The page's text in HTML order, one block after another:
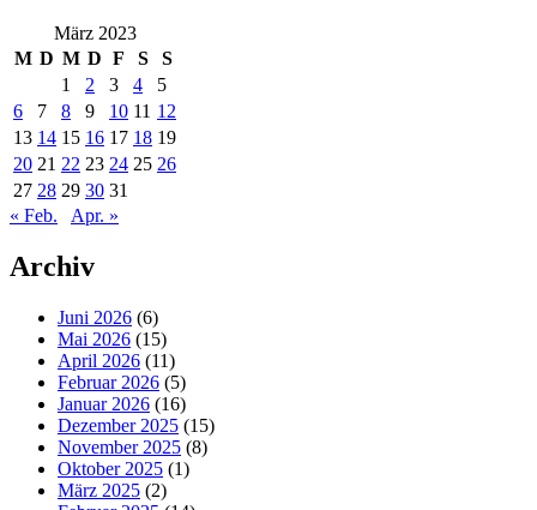
März 2023
M D M D F S
S
1
2 3 4
5
6
7 8 9 10 11 12
13 14 15 16 17 18 19
20 21 22 23 24 25 26
27 28 29 30 31
« Feb.
Apr. »
Archiv
Juni 2026 (6)
Mai 2026 (15)
April 2026 (11)
Februar 2026 (5)
Januar 2026 (16)
Dezember 2025 (15)
November 2025 (8)
Oktober 2025 (1)
März 2025 (2)